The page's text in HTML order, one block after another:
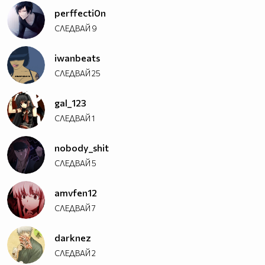
perffecti0n
СЛЕДВАЙ 9
iwanbeats
СЛЕДВАЙ25
gal_123
СЛЕДВАЙ1
nobody_shit
СЛЕДВАЙ5
amvfen12
СЛЕДВАЙ7
darknez
СЛЕДВАЙ2